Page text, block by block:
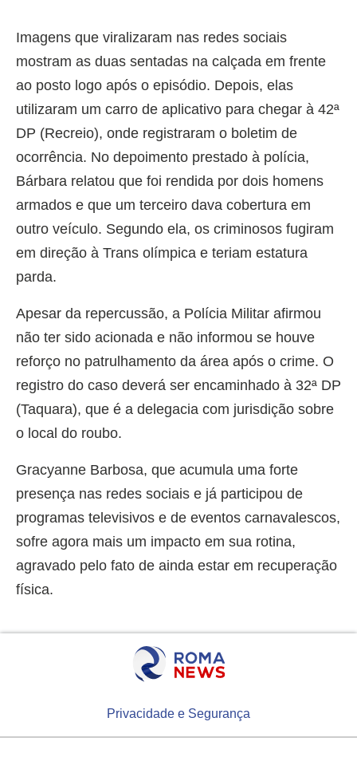
Imagens que viralizaram nas redes sociais
mostram as duas sentadas na calçada em frente
ao posto logo após o episódio. Depois, elas
utilizaram um carro de aplicativo para chegar à 42ª
DP (Recreio), onde registraram o boletim de
ocorrência. No depoimento prestado à polícia,
Bárbara relatou que foi rendida por dois homens
armados e que um terceiro dava cobertura em
outro veículo. Segundo ela, os criminosos fugiram
em direção à Trans olímpica e teriam estatura
parda.
Apesar da repercussão, a Polícia Militar afirmou
não ter sido acionada e não informou se houve
reforço no patrulhamento da área após o crime. O
registro do caso deverá ser encaminhado à 32ª DP
(Taquara), que é a delegacia com jurisdição sobre
o local do roubo.
Gracyanne Barbosa, que acumula uma forte
presença nas redes sociais e já participou de
programas televisivos e de eventos carnavalescos,
sofre agora mais um impacto em sua rotina,
agravado pelo fato de ainda estar em recuperação
física.
Privacidade e Segurança